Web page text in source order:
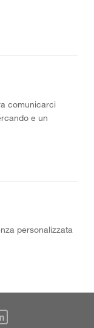
comunicarci
e un
personalizzata